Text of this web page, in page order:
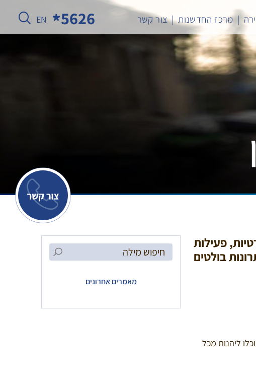
מרכז החדשנות צור קשר 5626
EN
פעילות
בולטים
ליהנות מכל
Search
for:
מאמרים אחרונים